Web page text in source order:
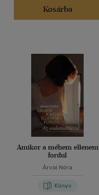
Kosárba
Amikor a méhem ellenem
fordul
Árvai Nóra
Könyv